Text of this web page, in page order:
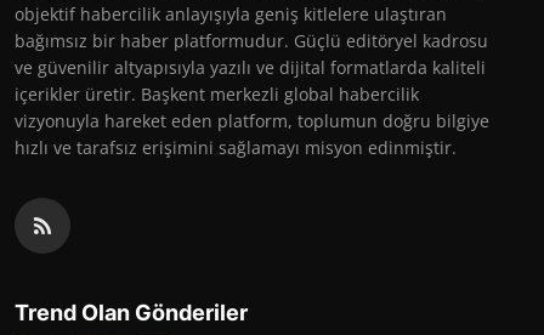
objektif habercilik anlayışıyla geniş kitlelere ulaştıran
bağımsız bir haber platformudur. Güçlü editöryel kadrosu
ve güvenilir altyapısıyla yazılı ve dijital formatlarda kaliteli
içerikler üretir. Başkent merkezli global habercilik
vizyonuyla hareket eden platform, toplumun doğru bilgiye
hızlı ve tarafsız erişimini sağlamayı misyon edinmiştir.
Trend Olan Gönderiler